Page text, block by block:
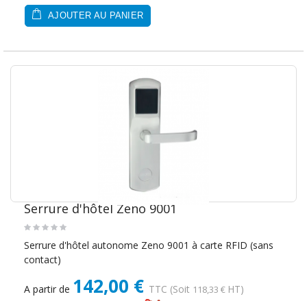
AJOUTER AU PANIER
Serrure d'hôtel Zeno 9001
Serrure d'hôtel autonome Zeno 9001 à carte RFID (sans
contact)
A partir de 142,00 € TTC (Soit 118,33 € HT)